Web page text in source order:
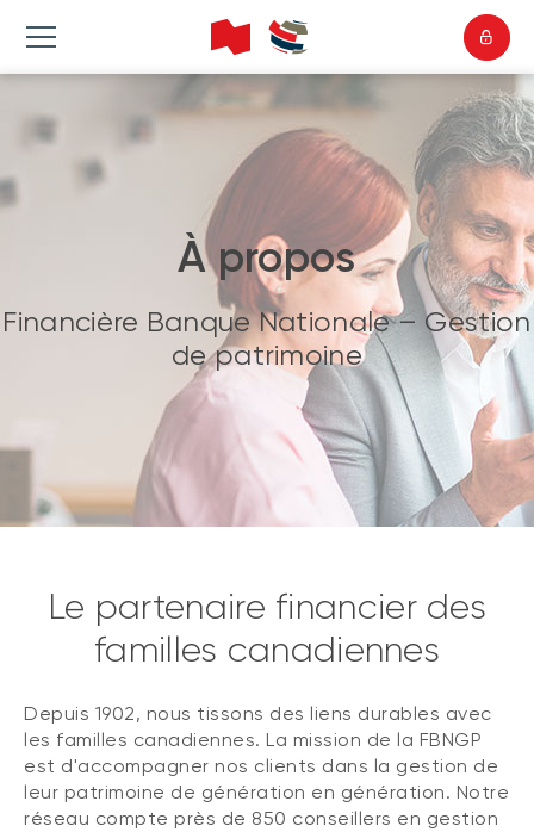
À propos
Financière Banque Nationale – Gestion
de patrimoine
Le partenaire financier des
familles canadiennes
Depuis 1902, nous tissons des liens durables avec
les familles canadiennes. La mission de la FBNGP
est d'accompagner nos clients dans la gestion de
leur patrimoine de génération en génération. Notre
réseau compte près de 850 conseillers en gestion